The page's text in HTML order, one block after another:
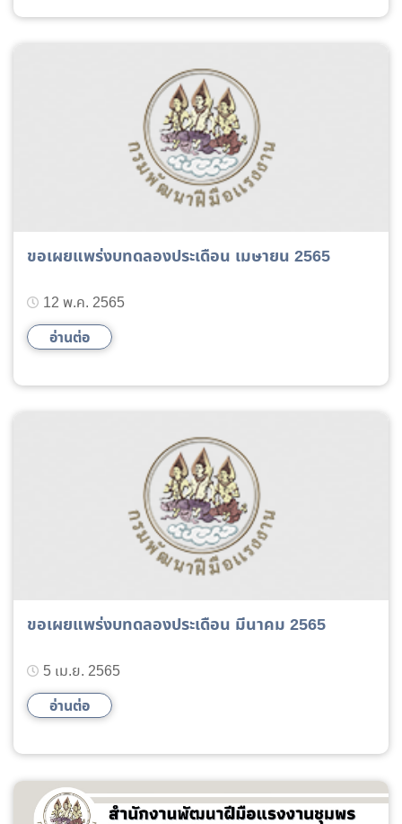
ขอเผยแพร่งบทดลองประเดือน เมษายน 2565
12 พ.ค. 2565
อ่านต่อ
ขอเผยแพร่งบทดลองประเดือน มีนาคม 2565
5 เม.ย. 2565
อ่านต่อ